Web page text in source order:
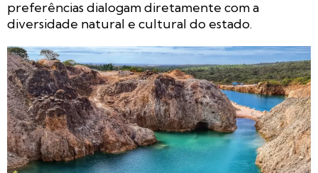
preferências dialogam diretamente com a
diversidade natural e cultural do estado.